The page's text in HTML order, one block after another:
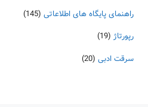
راهنمای پایگاه های اطلاعاتی (145)
رپورتاژ (19)
سرقت ادبی (20)